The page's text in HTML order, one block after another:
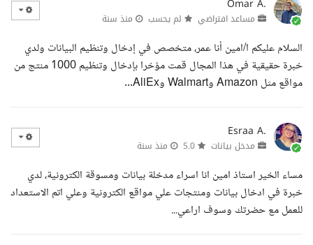
مساعد افتراضي لم يحسب منذ سنة
السلام عليكم ا/امين أنا عمر، متخصص في إدخال وتنظيم البيانات ولدي
خبرة حقيقية في هذا المجال قمت مؤخرا بإدخال وتنظيم 1000 منتج من
مواقع مثل Amazon وWalmart وAliEx...
Esraa A.
مدخل بيانات منذ سنة
مساء الخير استاذ امين انا اسراء مدخلة بيانات ومسوقة الكترونية، لدي
خبرة في ادخال بيانات ومنتجات علي مواقع الكترونية وعلي اتم الاستعداد
للعمل مع حضرتك وسوف اراعي...